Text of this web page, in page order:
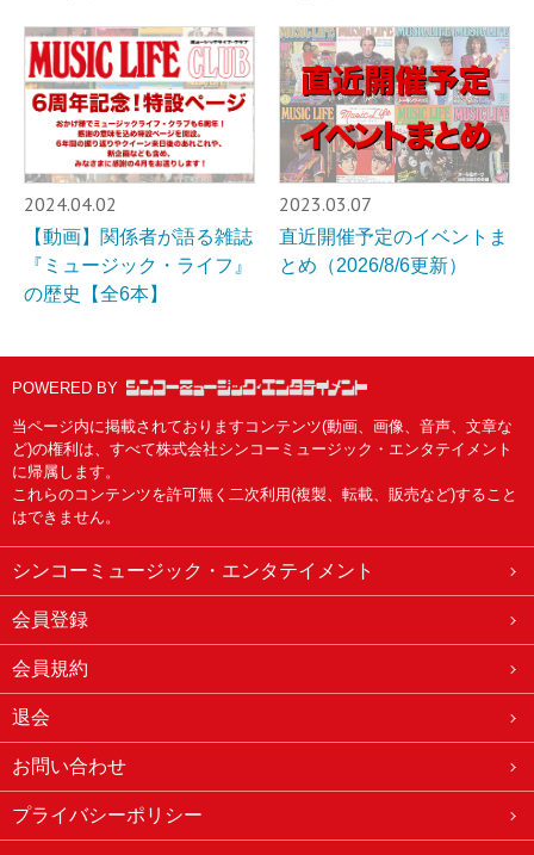
2024.04.02
【動画】関係者が語る雑誌
『ミュージック・ライフ』
の歴史【全6本】
2023.03.07
直近開催予定のイベントま
とめ（2026/8/6更新）
POWERED BY
当ページ内に掲載されておりますコンテンツ(動画、画像、音声、文章な
ど)の権利は、すべて株式会社シンコーミュージック・エンタテイメント
に帰属します。
これらのコンテンツを許可無く二次利用(複製、転載、販売など)すること
はできません。
シンコーミュージック・エンタテイメント
会員登録
会員規約
退会
お問い合わせ
プライバシーポリシー